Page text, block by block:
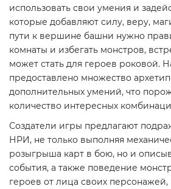
использовать свои умения и
которые добавляют силу, веру,
пути к вершине башни нужно
комнаты и избегать монстров,
может стать для героев роковой.
предоставлено множество
дополнительных умений, что
количество интересных
Создатели игры предлагают
НРИ, не только выполняя
розыгрыша карт в бою, но и
события, а также поведение
героев от лица своих персонажей,